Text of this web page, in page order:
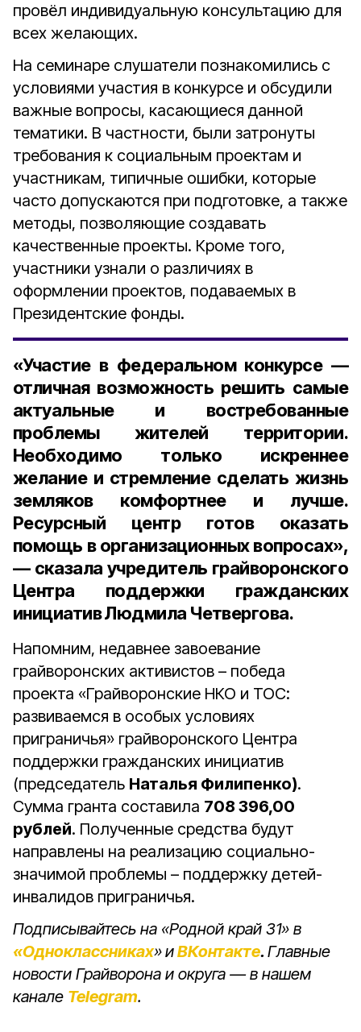
провёл индивидуальную консультацию для
всех желающих.
На семинаре слушатели познакомились с
условиями участия в конкурсе и обсудили
важные вопросы, касающиеся данной
тематики. В частности, были затронуты
требования к социальным проектам и
участникам, типичные ошибки, которые
часто допускаются при подготовке, а также
методы, позволяющие создавать
качественные проекты. Кроме того,
участники узнали о различиях в
оформлении проектов, подаваемых в
Президентские фонды.
«Участие в федеральном конкурсе —
отличная возможность решить самые
актуальные и востребованные
проблемы жителей территории.
Необходимо только искреннее
желание и стремление сделать жизнь
земляков комфортнее и лучше.
Ресурсный центр готов оказать
помощь в организационных вопросах»,
— сказала учредитель грайворонского
Центра поддержки гражданских
инициатив Людмила Четвергова.
Напомним, недавнее завоевание
грайворонских активистов – победа
проекта «Грайворонские НКО и ТОС:
развиваемся в особых условиях
приграничья» грайворонского Центра
поддержки гражданских инициатив
(председатель Наталья Филипенко).
Сумма гранта составила 708 396,00
рублей. Полученные средства будут
направлены на реализацию социально-
значимой проблемы – поддержку детей-
инвалидов приграничья.
Подписывайтесь на «Родной край 31» в
«Одноклассниках»иВКонтакте. Главные
новости Грайворона и округа — в нашем
канале Telegram.